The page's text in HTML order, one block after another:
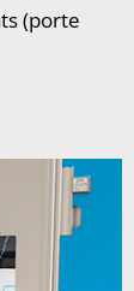
(porte